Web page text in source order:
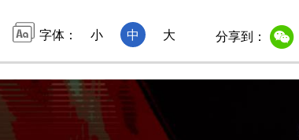
字体： 小 中 大 分享到：